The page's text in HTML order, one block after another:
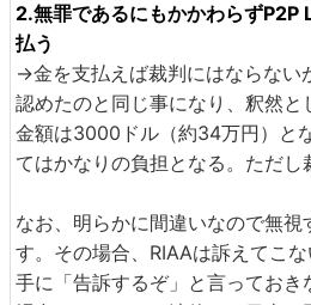
2.無罪であるにもかかわらず
払う
→金を支払えば裁判にはならない
認めたのと同じ事になり、釈然と
金額は3000ドル（約34万円）と
てはかなりの負担となる。ただし
なお、明らかに間違いなので無
す。その場合、RIAAは訴えてこ
手に「告訴するぞ」と言っておき